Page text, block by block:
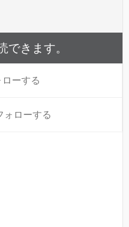
できます。
ローする
ォローする